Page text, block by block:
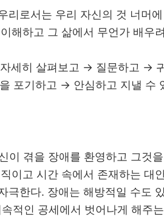
리로서는 우리 자신의 것 너머
해하고 그 삶에서 무언가 배우
세히 살펴보고 → 질문하고 →
포기하고 → 안심하고 지낼 수
이 겪을 장애를 환영하고 그것
이고 시간 속에서 존재하는 대
극한다. 장애는 해방적일 수도
적인 공세에서 벗어나게 해주